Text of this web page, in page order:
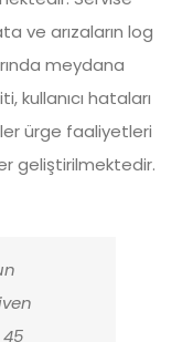
ve arızaların log
meydana
hataları
ürge faaliyetleri
geliştirilmektedir.